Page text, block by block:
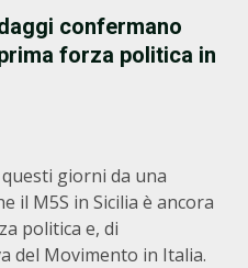
confermano
forza politica in
giorni da una
il M5S in Sicilia è ancora
politica e, di
del Movimento in Italia.